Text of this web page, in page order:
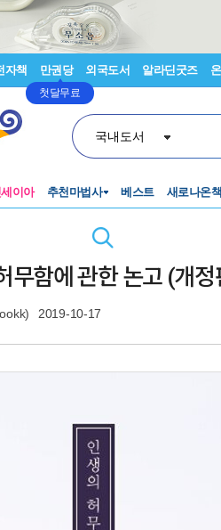
자책 만권당
첫달무료
외국도서 알라딘굿즈
국내도서
이아 추천마법사 베스트 새로나온책
무함에 관한 논고 (개정
2019-10-17